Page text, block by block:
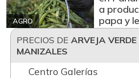
AGRO
a
papa y
PRECIOS DE ARVEJA VERDE
MANIZALES
Centro Galerías